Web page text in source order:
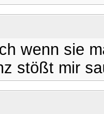
wenn sie
stößt mir